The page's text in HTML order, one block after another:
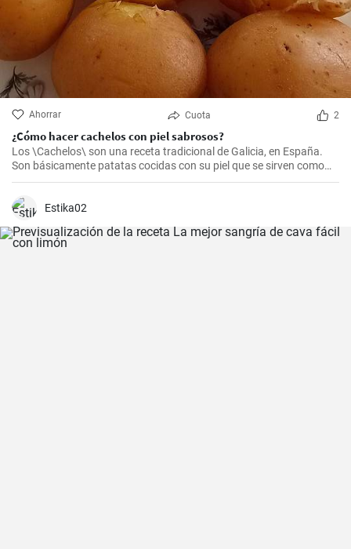
Ahorrar Cuota 2
¿Cómo hacer cachelos con piel sabrosos?
Los \Cachelos\ son una receta tradicional de Galicia, en España.
Son básicamente patatas cocidas con su piel que se sirven como
acompañamiento de diversos platos. Es una receta sencilla pero
llena de sabor, ideal para los amantes de las patatas.
Estika02